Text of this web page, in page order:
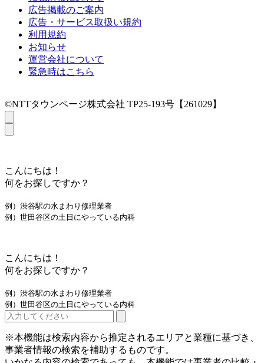
広告掲載のご案内
広告・サービス取扱い規約
利用規約
お知らせ
運営会社について
緊急時はこちら
©NTTタウンページ株式会社 TP25-193号【261029】
こんにちは！
何をお探しですか？
例）渋谷駅の水まわり修理業者
例）世田谷区の土日にやっている内科
こんにちは！
何をお探しですか？
例）渋谷駅の水まわり修理業者
例）世田谷区の土日にやっている内科
※本機能は検索内容から推定されるエリアと業種に基づき、
事業者情報の検索を補助するものです。